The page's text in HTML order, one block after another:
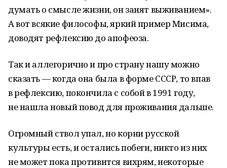
думать о смысле жизни, он занят выживанием».
А вот всякие философы, яркий пример Мисима,
доводят рефлексию до апофеоза.
Так и аллегорично и про страну нашу можно
сказать — когда она была в форме СССР, то впав
в рефлексию, покончила с собой в 1991 году,
не нашла новый повод для проживания дальше.
Огромный ствол упал, но корни русской
культуры есть, и остались побеги, никто из них
не может пока противится вихрям, некоторые